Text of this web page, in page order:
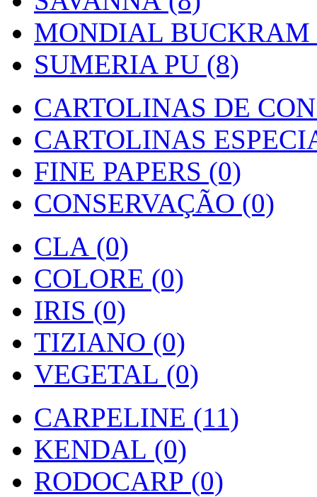
MONDIAL BUCKRAM
SUMERIA PU (8)
CARTOLINAS DE
CARTOLINAS
FINE PAPERS (0)
CONSERVAÇÃO (0)
CLA (0)
COLORE (0)
IRIS (0)
TIZIANO (0)
VEGETAL (0)
CARPELINE (11)
KENDAL (0)
RODOCARP (0)